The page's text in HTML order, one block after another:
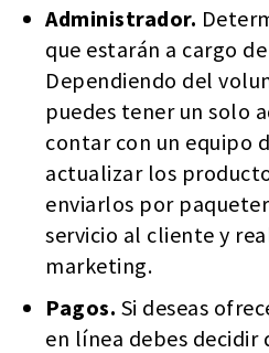
Administrador.
que estarán a cargo
Dependiendo del
puedes tener un solo
contar con un equipo
actualizar los
enviarlos por
servicio al cliente y
marketing.
Pagos. Si deseas
en línea debes decidir